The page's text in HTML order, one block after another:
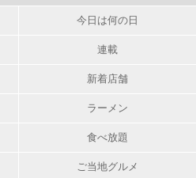
今日は何の日
連載
新着店舗
ラーメン
食べ放題
ご当地グルメ